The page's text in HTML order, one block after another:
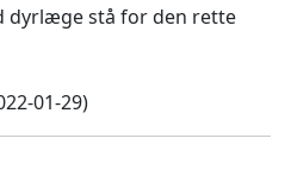
dyrlæge stå for den rette
01-29)